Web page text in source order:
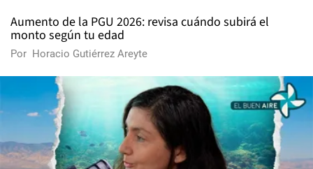
Aumento de la PGU 2026: revisa cuándo subirá el
monto según tu edad
Por Horacio Gutiérrez Areyte